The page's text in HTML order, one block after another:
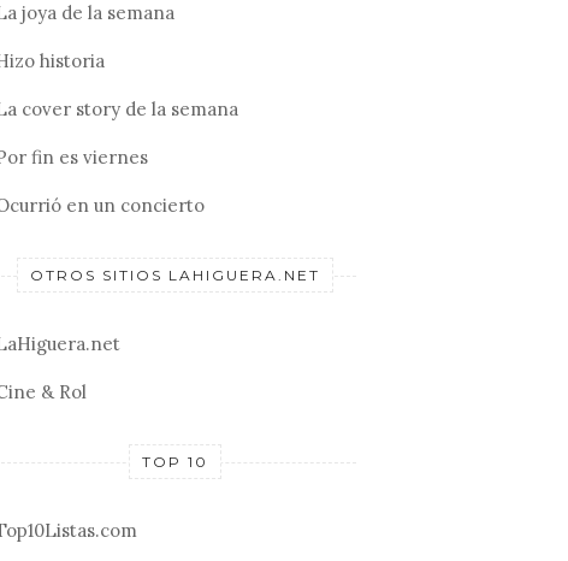
joya de la semana
historia
cover story de la semana
fin es viernes
en un concierto
OTROS SITIOS LAHIGUERA.NET
& Rol
TOP 10